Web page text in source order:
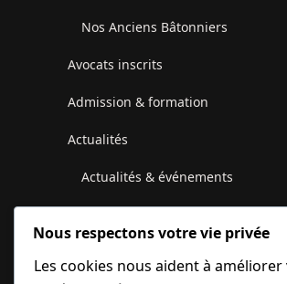
Nos Anciens Bâtonniers
Avocats inscrits
Admission & formation
Actualités
Actualités & événements
Nous respectons votre vie privée
Les cookies nous aident à